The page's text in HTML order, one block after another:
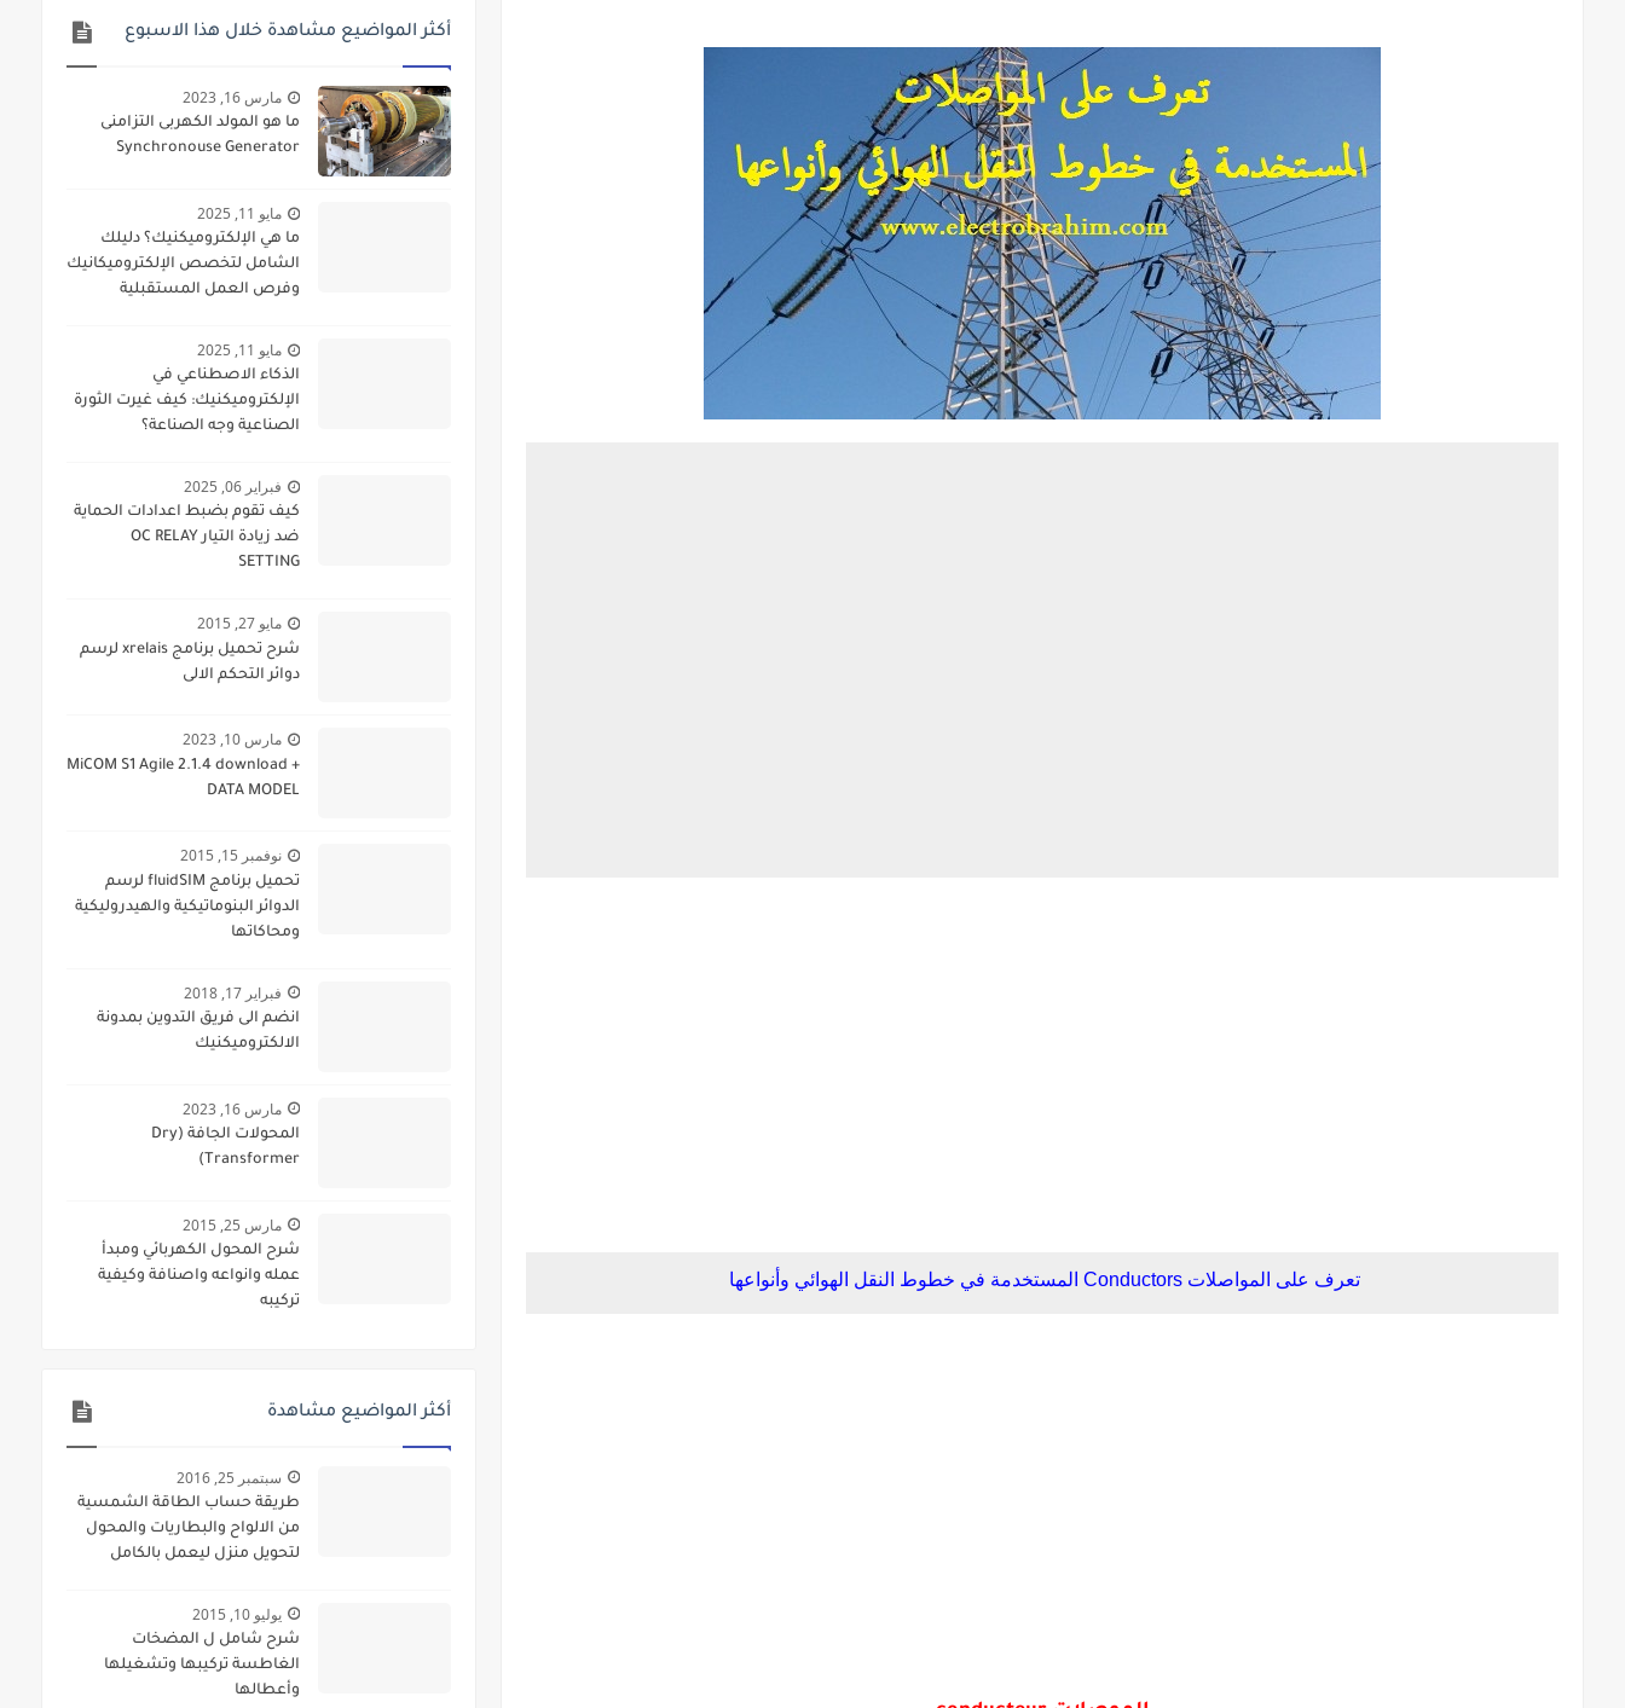
تعرف على المواصلات Conductors المستخدمة في خطوط النقل الهوائي وأنواعها
أكثر المواضيع مشاهدة خلال هذا الاسبوع
مارس 16, 2023
ما هو المولد الكهربى التزامنى
Synchronouse Generator
مايو 11, 2025
ما هي الإلكتروميكنيك؟ دليلك
الشامل لتخصص الإلكتروميكانيك
وفرص العمل المستقبلية
مايو 11, 2025
الذكاء الاصطناعي في
الإلكتروميكنيك: كيف غيرت الثورة
الصناعية وجه الصناعة؟
فبراير 06, 2025
كيف تقوم بضبط اعدادات الحماية
ضد زيادة التيار OC RELAY
SETTING
مايو 27, 2015
شرح تحميل برنامج xrelais لرسم
دوائر التحكم الالى
مارس 10, 2023
MiCOM S1 Agile 2.1.4 download +
DATA MODEL
نوفمبر 15, 2015
تحميل برنامج fluidSIM لرسم
الدوائر البنوماتيكية والهيدروليكية
ومحاكاتها
فبراير 17, 2018
انضم الى فريق التدوين بمدونة
الالكتروميكنيك
مارس 16, 2023
المحولات الجافة (Dry
Transformer)
مارس 25, 2015
شرح المحول الكهربائي ومبدأ
عمله وانواعه واصنافة وكيفية
تركيبه
أكثر المواضيع مشاهدة
سبتمبر 25, 2016
طريقة حساب الطاقة الشمسية
من الالواح والبطاريات والمحول
لتحويل منزل ليعمل بالكامل
يوليو 10, 2015
شرح شامل ل المضخات
الغاطسة تركيبها وتشغيلها
وأعطالها